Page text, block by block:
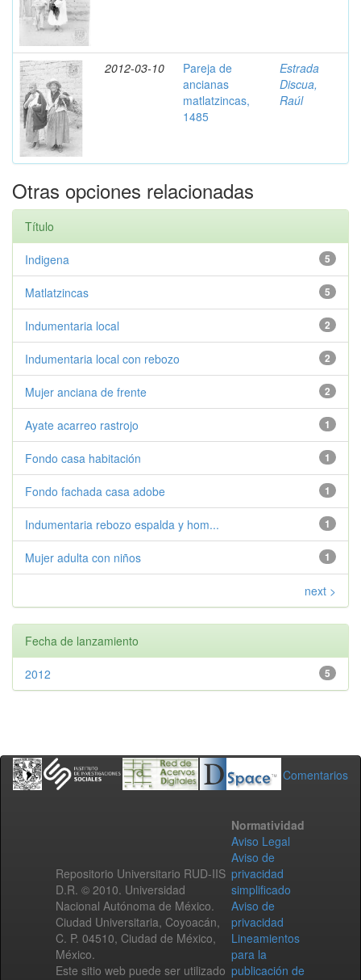
2012-03-10
Pareja de
ancianas
matlatzincas,
1485
Estrada
Discua,
Raúl
Otras opciones relacionadas
Título
5
Indigena
5
Matlatzincas
2
Indumentaria local
2
Indumentaria local con rebozo
2
Mujer anciana de frente
1
Ayate acarreo rastrojo
1
Fondo casa habitación
1
Fondo fachada casa adobe
1
Indumentaria rebozo espalda y hom...
1
Mujer adulta con niños
next >
Fecha de lanzamiento
5
2012
Comentarios
Repositorio Universitario RUD-IIS
D.R. © 2010. Universidad
Nacional Autónoma de México.
Ciudad Universitaria, Coyoacán,
C. P. 04510, Ciudad de México,
México.
Este sitio web puede ser utilizado
Normatividad
Aviso Legal
Aviso de
privacidad
simplificado
Aviso de
privacidad
Lineamientos
para la
publicación de